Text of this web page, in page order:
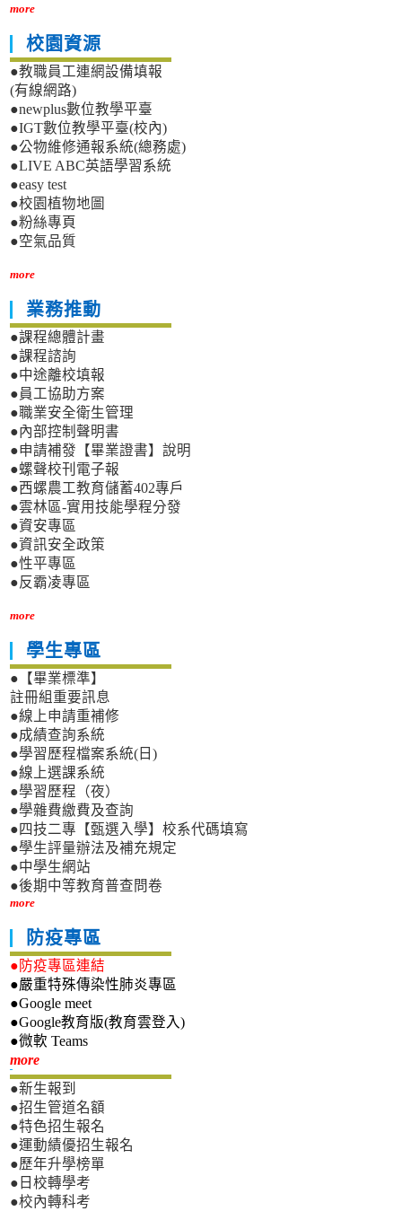
more
校園資源
●教職員工連網設備填報
(有線網路)
●newplus數位教學平臺
●IGT數位教學平臺(校內)
●公物維修通報系統(總務處)
●LIVE ABC英語學習系統
●easy test
●校園植物地圖
●粉絲專頁
●空氣品質
more
業務推動
●課程總體計畫
●課程諮詢
●中途離校填報
●員工協助方案
●職業安全衛生管理
●內部控制聲明書
●申請補發【畢業證書】說明
●螺聲校刊電子報
●西螺農工教育儲蓄402專戶
●雲林區-實用技能學程分發
●資安專區
●資訊安全政策
●性平專區
●反霸凌專區
more
學生專區
●【畢業標準】
註冊組重要訊息
●線上申請重補修
●成績查詢系統
●學習歷程檔案系統(日)
●線上選課系統
●學習歷程（夜）
●學雜費繳費及查詢
●四技二專【甄選入學】校系代碼填寫
●學生評量辦法及補充規定
●中學生網站
●後期中等教育普查問卷
more
防疫專區
●防疫專區連結
●嚴重特殊傳染性肺炎專區
●Google meet
●Google教育版(教育雲登入)
●微軟 Teams
more新生專區
●新生報到
●招生管道名額
●特色招生報名
●運動績優招生報名
●歷年升學榜單
●日校轉學考
●校內轉科考